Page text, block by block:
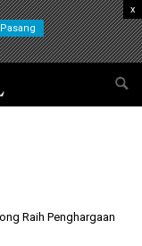
x
Pasang
Raih Penghargaan